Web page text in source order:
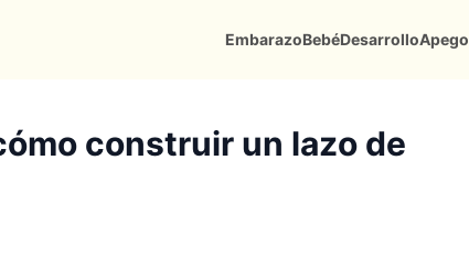
EmbarazoBebéDesarrolloApego
construir un lazo de